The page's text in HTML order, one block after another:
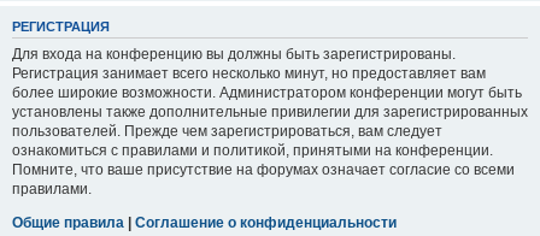
РЕГИСТРАЦИЯ
Для входа на конференцию вы должны быть зарегистрированы.
Регистрация занимает всего несколько минут, но предоставляет вам
более широкие возможности. Администратором конференции могут быть
установлены также дополнительные привилегии для зарегистрированных
пользователей. Прежде чем зарегистрироваться, вам следует
ознакомиться с правилами и политикой, принятыми на конференции.
Помните, что ваше присутствие на форумах означает согласие со всеми
правилами.
Общие правила
Соглашение о конфиденциальности